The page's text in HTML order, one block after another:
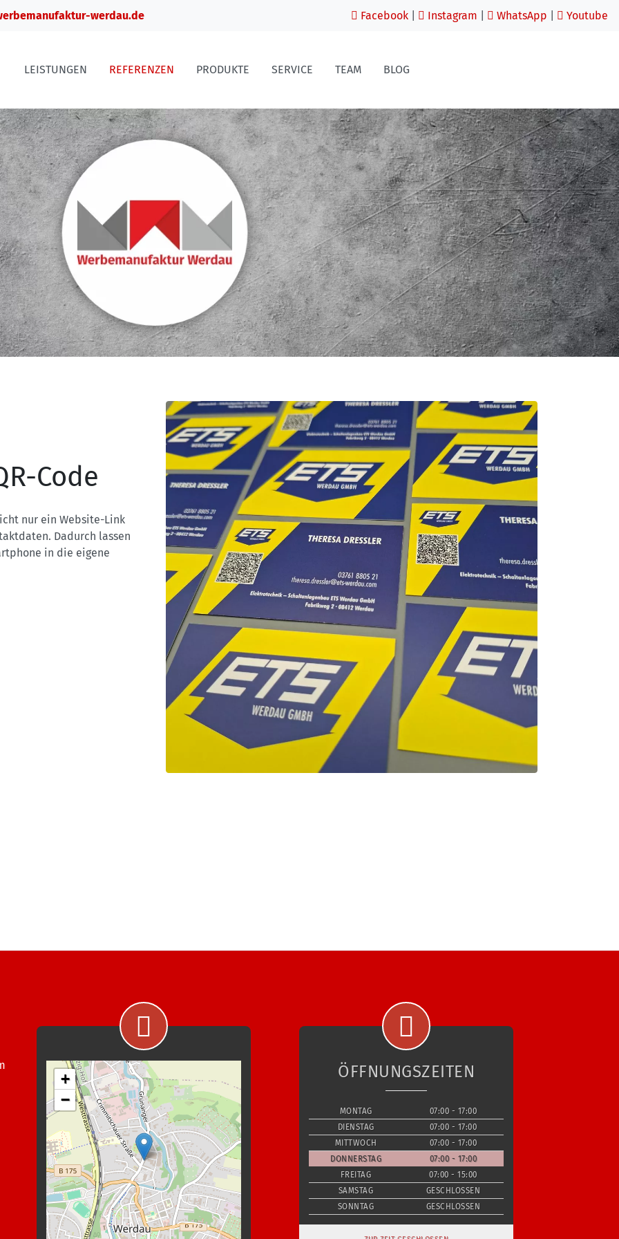
werdau.de Facebook Instagram WhatsApp Youtube
LEISTUNGEN REFERENZEN PRODUKTE SERVICE TEAM BLOG
Code
nur ein Website-Link
Dadurch lassen
in die eigene
+
−
ÖFFNUNGSZEITEN
MONTAG
07:00 - 17:00
DIENSTAG
07:00 - 17:00
MITTWOCH
07:00 - 17:00
DONNERSTAG
07:00 - 17:00
FREITAG
07:00 - 15:00
SAMSTAG
GESCHLOSSEN
SONNTAG
GESCHLOSSEN